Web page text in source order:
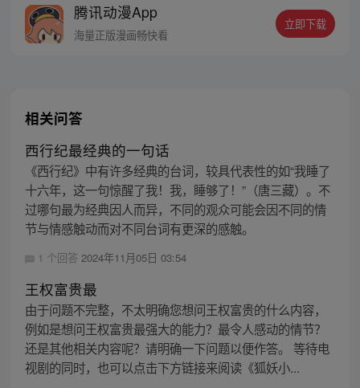
腾讯动漫App
海量正版漫画畅快看
立即下载
相关问答
西行纪最经典的一句话
《西行纪》中有许多经典的台词，较具代表性的如“我睡了
十六年，这一句惊醒了我！我，睡够了！”（唐三藏）。不
过哪句最为经典因人而异，不同的观众可能会因不同的情
节与情感触动而对不同台词有更深的感触。
1 个回答 2024年11月05日 03:54
王权富贵最
由于问题不完整，不太明确您想问王权富贵的什么内容，
例如是想问王权富贵最强大的能力？最令人感动的情节？
还是其他相关内容呢？请明确一下问题以便作答。 等待电
视剧的同时，也可以点击下方链接来阅读《狐妖小...